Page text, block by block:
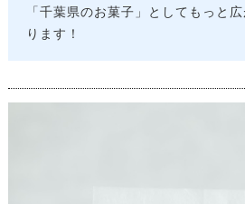
「千葉県のお菓子」としてもっと
ります！